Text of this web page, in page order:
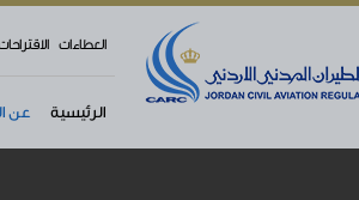
العطاءات
الرئيسية عن